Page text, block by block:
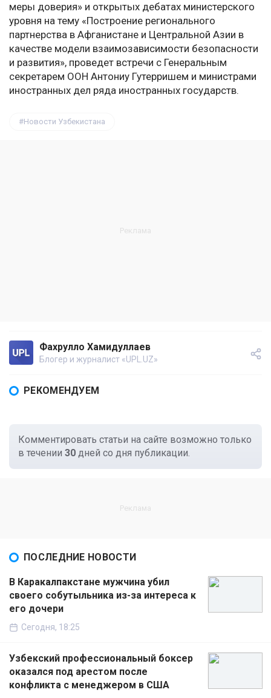
меры доверия» и открытых дебатах министерского
уровня на тему «Построение регионального
партнерства в Афганистане и Центральной Азии в
качестве модели взаимозависимости безопасности
и развития», проведет встречи с Генеральным
секретарем ООН Антониу Гутерришем и министрами
иностранных дел ряда иностранных государств.
Новости Узбекистана
Фахрулло Хамидуллаев
Блогер и журналист «UPL.UZ»
РЕКОМЕНДУЕМ
Комментировать статьи на сайте возможно только
в течении 30 дней со дня публикации.
ПОСЛЕДНИЕ НОВОСТИ
В Каракалпакстане мужчина убил
своего собутыльника из-за интереса к
его дочери
Сегодня, 18:25
Узбекский профессиональный боксер
оказался под арестом после
конфликта с менеджером в США